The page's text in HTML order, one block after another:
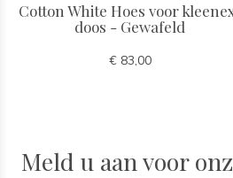
Cotton White Hoes voor
doos - Gewafeld
€ 83,00
Meld u aan voor